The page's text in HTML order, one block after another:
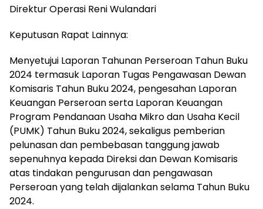
Direktur Operasi Reni Wulandari
Keputusan Rapat Lainnya:
Menyetujui Laporan Tahunan Perseroan Tahun Buku
2024 termasuk Laporan Tugas Pengawasan Dewan
Komisaris Tahun Buku 2024, pengesahan Laporan
Keuangan Perseroan serta Laporan Keuangan
Program Pendanaan Usaha Mikro dan Usaha Kecil
(PUMK) Tahun Buku 2024, sekaligus pemberian
pelunasan dan pembebasan tanggung jawab
sepenuhnya kepada Direksi dan Dewan Komisaris
atas tindakan pengurusan dan pengawasan
Perseroan yang telah dijalankan selama Tahun Buku
2024.